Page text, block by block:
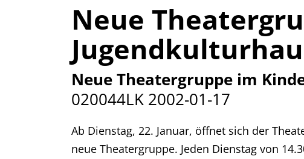
Neue
Neue Theatergruppe im
020044LK 2002-01-17
Ab Dienstag, 22. Januar, öffnet sich der
neue Theatergruppe. Jeden Dienstag von